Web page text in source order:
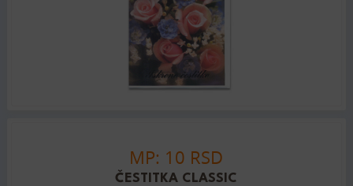
MP: 10 RSD
ČESTITKA CLASSIC